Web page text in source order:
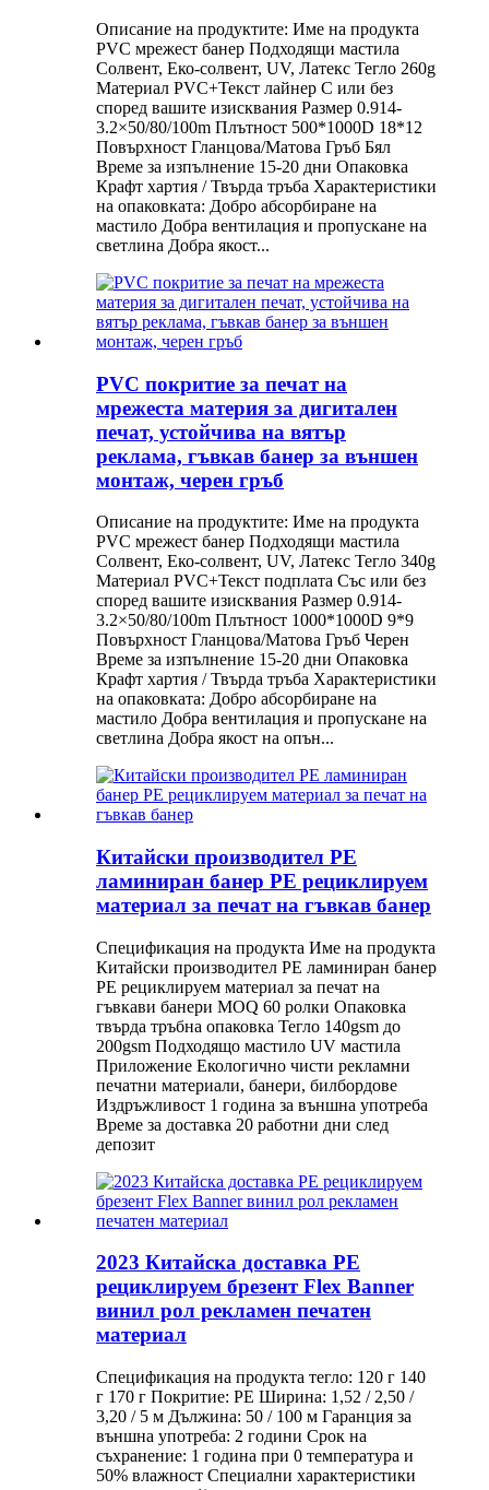
Описание на продуктите: Име на продукта
PVC мрежест банер Подходящи мастила
Солвент, Еко-солвент, UV, Латекс Тегло 260g
Материал PVC+Текст лайнер С или без
според вашите изисквания Размер 0.914-
3.2×50/80/100m Плътност 500*1000D 18*12
Повърхност Гланцова/Матова Гръб Бял
Време за изпълнение 15-20 дни Опаковка
Крафт хартия / Твърда тръба Характеристики
на опаковката: Добро абсорбиране на
мастило Добра вентилация и пропускане на
светлина Добра якост...
PVC покритие за печат на
мрежеста материя за дигитален
печат, устойчива на вятър
реклама, гъвкав банер за външен
монтаж, черен гръб
Описание на продуктите: Име на продукта
PVC мрежест банер Подходящи мастила
Солвент, Еко-солвент, UV, Латекс Тегло 340g
Материал PVC+Текст подплата Със или без
според вашите изисквания Размер 0.914-
3.2×50/80/100m Плътност 1000*1000D 9*9
Повърхност Гланцова/Матова Гръб Черен
Време за изпълнение 15-20 дни Опаковка
Крафт хартия / Твърда тръба Характеристики
на опаковката: Добро абсорбиране на
мастило Добра вентилация и пропускане на
светлина Добра якост на опън...
Китайски производител PE
ламиниран банер PE рециклируем
материал за печат на гъвкав банер
Спецификация на продукта Име на продукта
Китайски производител PE ламиниран банер
PE рециклируем материал за печат на
гъвкави банери MOQ 60 ролки Опаковка
твърда тръбна опаковка Тегло 140gsm до
200gsm Подходящо мастило UV мастила
Приложение Екологично чисти рекламни
печатни материали, банери, билбордове
Издръжливост 1 година за външна употреба
Време за доставка 20 работни дни след
депозит
2023 Китайска доставка PE
рециклируем брезент Flex Banner
винил рол рекламен печатен
материал
Спецификация на продукта тегло: 120 г 140
г 170 г Покритие: PE Ширина: 1,52 / 2,50 /
3,20 / 5 м Дължина: 50 / 100 м Гаранция за
външна употреба: 2 години Срок на
съхранение: 1 година при 0 температура и
50% влажност Специални характеристики